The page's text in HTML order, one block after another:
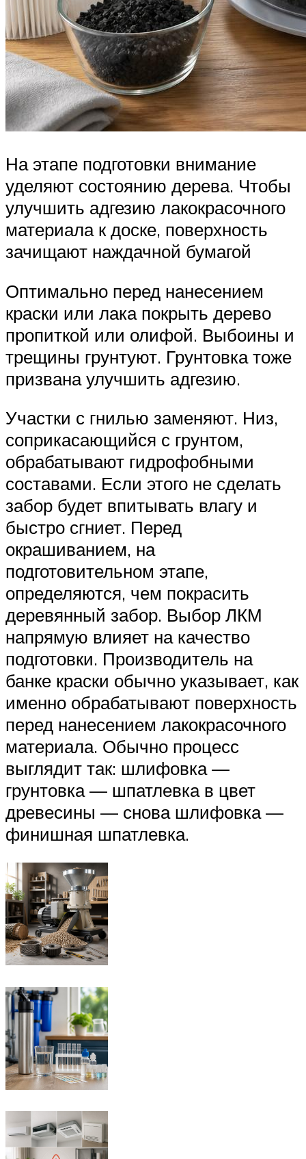
На этапе подготовки внимание
уделяют состоянию дерева. Чтобы
улучшить адгезию лакокрасочного
материала к доске, поверхность
зачищают наждачной бумагой
Оптимально перед нанесением
краски или лака покрыть дерево
пропиткой или олифой. Выбоины и
трещины грунтуют. Грунтовка тоже
призвана улучшить адгезию.
Участки с гнилью заменяют. Низ,
соприкасающийся с грунтом,
обрабатывают гидрофобными
составами. Если этого не сделать
забор будет впитывать влагу и
быстро сгниет. Перед
окрашиванием, на
подготовительном этапе,
определяются, чем покрасить
деревянный забор. Выбор ЛКМ
напрямую влияет на качество
подготовки. Производитель на
банке краски обычно указывает, как
именно обрабатывают поверхность
перед нанесением лакокрасочного
материала. Обычно процесс
выглядит так: шлифовка —
грунтовка — шпатлевка в цвет
древесины — снова шлифовка —
финишная шпатлевка.